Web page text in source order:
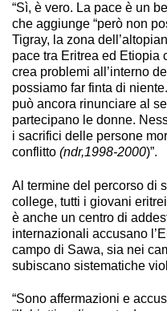
“Sì, è vero. La pace è un
che aggiunge “però non
Tigray, la zona
pace tra Eritrea ed Etiopia
crea problemi all’interno
possiamo far finta di
può ancora rinunciare al
partecipano le donne.
i sacrifici delle persone
conflitto (ndr,1998-2000)”.
Al termine del percorso di
college, tutti i giovani
è anche un centro di
internazionali accusano
campo di Sawa, sia nei
subiscano sistematiche
“Sono affermazioni e